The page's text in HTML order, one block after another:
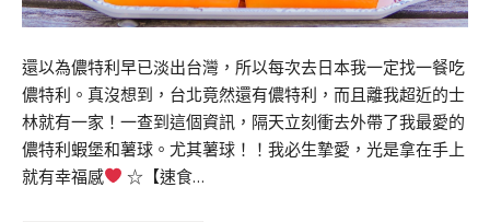
還以為儂特利早已淡出台灣，所以每次去日本我一定找一餐吃
儂特利。真沒想到，台北竟然還有儂特利，而且離我超近的士
林就有一家！一查到這個資訊，隔天立刻衝去外帶了我最愛的
儂特利蝦堡和薯球。尤其薯球！！我必生摯愛，光是拿在手上
就有幸福感
☆【速食…